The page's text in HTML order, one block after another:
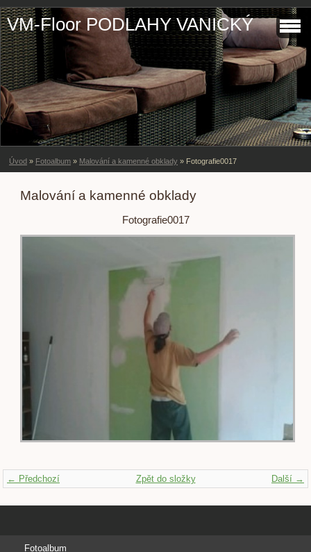
VM-Floor PODLAHY VANICKÝ
Úvod » Fotoalbum » Malování a kamenné obklady » Fotografie0017
Malování a kamenné obklady
Fotografie0017
← Předchozí Další →
Zpět do složky
Fotoalbum